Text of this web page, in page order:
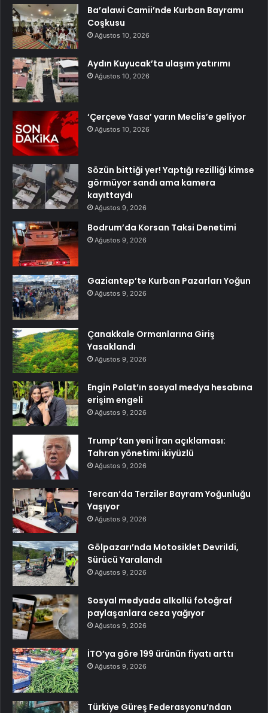
Ba’alawi Camii’nde Kurban Bayramı
Coşkusu
Ağustos 10, 2026
Aydın Kuyucak’ta ulaşım yatırımı
Ağustos 10, 2026
‘Çerçeve Yasa’ yarın Meclis’e geliyor
Ağustos 10, 2026
Sözün bittiği yer! Yaptığı rezilliği kimse
görmüyor sandı ama kamera
kayıttaydı
Ağustos 9, 2026
Bodrum’da Korsan Taksi Denetimi
Ağustos 9, 2026
Gaziantep’te Kurban Pazarları Yoğun
Ağustos 9, 2026
Çanakkale Ormanlarına Giriş
Yasaklandı
Ağustos 9, 2026
Engin Polat’ın sosyal medya hesabına
erişim engeli
Ağustos 9, 2026
Trump’tan yeni İran açıklaması:
Tahran yönetimi ikiyüzlü
Ağustos 9, 2026
Tercan’da Terziler Bayram Yoğunluğu
Yaşıyor
Ağustos 9, 2026
Gölpazarı’nda Motosiklet Devrildi,
Sürücü Yaralandı
Ağustos 9, 2026
Sosyal medyada alkollü fotoğraf
paylaşanlara ceza yağıyor
Ağustos 9, 2026
İTO’ya göre 199 ürünün fiyatı arttı
Ağustos 9, 2026
Türkiye Güreş Federasyonu’ndan